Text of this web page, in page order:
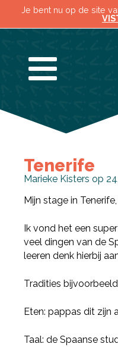
Je bent nu op de site
Tenerife
Marieke Kisters op
Mijn stage in Tenerife,
Ik vond het een
veel dingen van de
leeren denk hierbij
Tradities
Eten: pappas dit zijn
Taal: de Spaanse